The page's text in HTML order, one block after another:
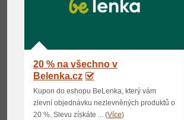
20 % na všechno v
Belenka.cz
Kupon do eshopu BeLenka, který vám
zlevní objednávku nezlevněných produktů o
20 %. Slevu získáte ... (Více)